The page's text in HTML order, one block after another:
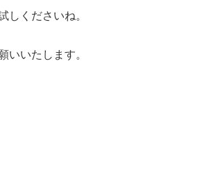
しくださいね。
いいたします。